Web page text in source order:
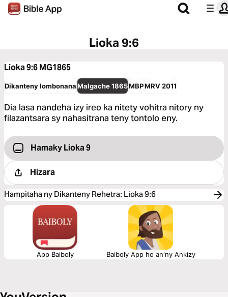
Lioka 9:6
Lioka 9:6MG1865
Dikanteny IombonanaMalgache 1865MBPMRV 2011
Dia lasa nandeha izy ireo ka nitety vohitra nitory ny
filazantsara sy nahasitrana teny tontolo eny.
Hamaky Lioka 9
Hizara
Hampitaha ny Dikanteny Rehetra: Lioka 9:6
App Baiboly Baiboly App ho an'ny Ankizy